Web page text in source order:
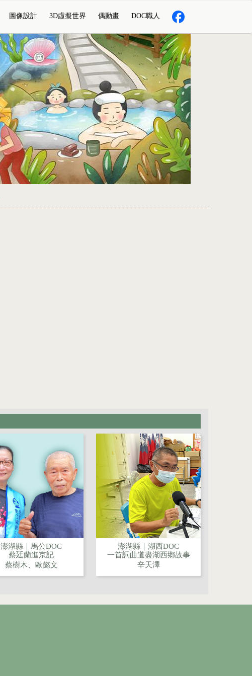
圖像設計 3D虛擬世界 偶動畫 DOC職人
澎湖縣｜馬公DOC
蔡廷蘭進京記
蔡樹木、歐懿文
澎湖縣｜湖西DOC
一首詞曲道盡湖西鄉故事
辛天澤